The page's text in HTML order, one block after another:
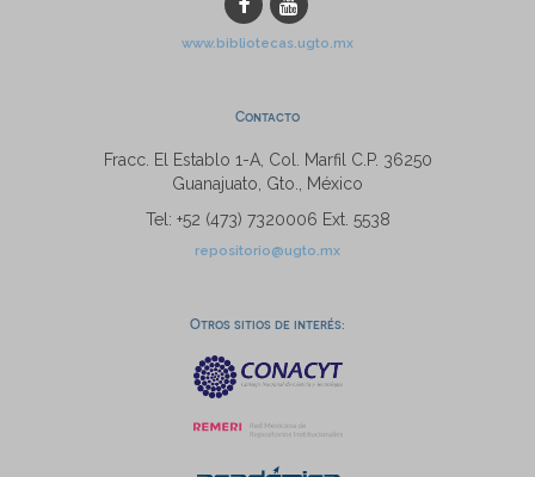
www.bibliotecas.ugto.mx
Contacto
Fracc. El Establo 1-A, Col. Marfil C.P. 36250
Guanajuato, Gto., México
Tel: +52 (473) 7320006 Ext. 5538
repositorio@ugto.mx
Otros sitios de interés: